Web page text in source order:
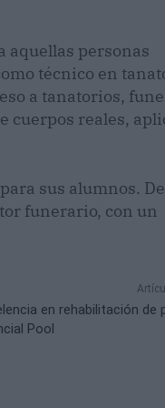
aquellas personas
técnico en
a tanatorios,
cuerpos reales,
sus alumnos.
funerario, con un
en rehabilitación de
Pool